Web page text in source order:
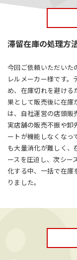
滞留在庫の処理方
今回ご依頼いただいた
レルメーカー様です
め、在庫切れを避ける
果として販売後に在庫
は、自社運営の店頭販
実店舗の販売不振や卸
ートが機能しなくなっ
も大量消化が難しく、
ースを圧迫し、次シー
化する中、一括で在庫
りました。